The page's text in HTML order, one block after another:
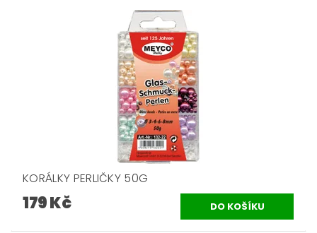
KORÁLKY PERLIČKY 50G
179 Kč